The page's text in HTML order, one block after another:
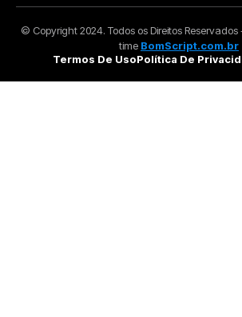
© Copyright 2024. Todos os Direitos Reservados
time BomScript.com.br
Termos De UsoPolítica De